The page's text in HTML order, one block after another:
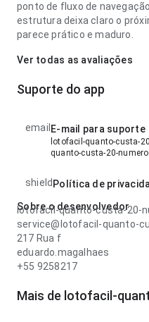
ponto de fluxo de
estrutura deixa claro o
parece prático e maduro.
Ver todas as avaliações
Suporte do app
email E-mail para suporte
lotofacil-quanto-custa-
quanto-custa-20-
shield Política de
Sobre o desenvolvedor
lotofacil-quanto-custa-20-
service@lotofacil-quanto-
217 Rua f
eduardo.magalhaes
+55 9258217
Mais de lotofacil-